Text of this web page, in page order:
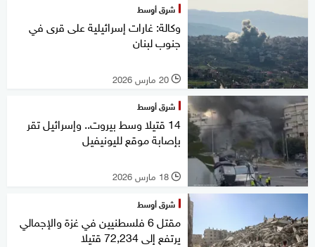
شرق أوسط
وكالة: غارات إسرائيلية على قرى في
جنوب لبنان
l 20 مارس 2026
شرق أوسط
14 قتيلا وسط بيروت.. وإسرائيل تقر
بإصابة موقع لليونيفيل
l 18 مارس 2026
شرق أوسط
مقتل 6 فلسطنيين في غزة والإجمالي
يرتفع إلى 72,234 قتيلا